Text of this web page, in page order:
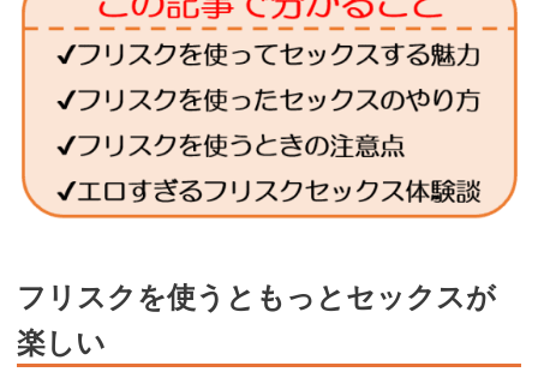
フリスクを使うともっとセックスが
楽しい